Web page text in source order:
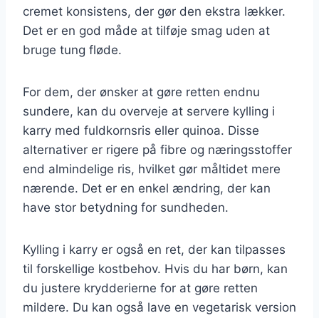
cremet konsistens, der gør den ekstra lækker.
Det er en god måde at tilføje smag uden at
bruge tung fløde.
For dem, der ønsker at gøre retten endnu
sundere, kan du overveje at servere kylling i
karry med fuldkornsris eller quinoa. Disse
alternativer er rigere på fibre og næringsstoffer
end almindelige ris, hvilket gør måltidet mere
nærende. Det er en enkel ændring, der kan
have stor betydning for sundheden.
Kylling i karry er også en ret, der kan tilpasses
til forskellige kostbehov. Hvis du har børn, kan
du justere krydderierne for at gøre retten
mildere. Du kan også lave en vegetarisk version